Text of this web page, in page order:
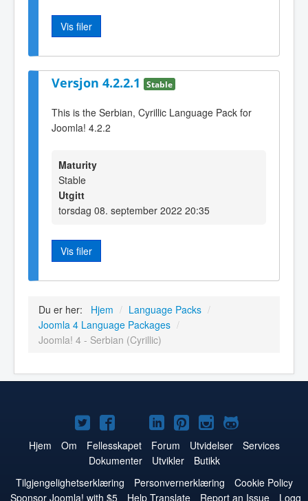
Vis filer
Versjon 4.2.2.1 Stable
This is the Serbian, Cyrillic Language Pack for
Joomla! 4.2.2
Maturity
Stable
Utgitt
torsdag 08. september 2022 20:35
Vis filer
Du er her: Hjem / Language Packs /
Joomla 4 Language Packages /
Joomla! 4 - Serbian (Cyrillic)
Joomla!
på
Twitter
Joomla!
på
Facebook
Joomla!
på
YouTube
Joomla!
på
LinkedIn
Joomla!
på
Pinterest
Joomla!
på
Instagram
Joomla!
på
Hjem Om Fellesskapet Forum Utvidelser
Services
Dokumenter
Utvikler
Butikk
Tilgjengelighetserklæring
Personvernerklæring
Cookie Policy
Sponsor Joomla! with $5
Help Translate Report an Issue Logg